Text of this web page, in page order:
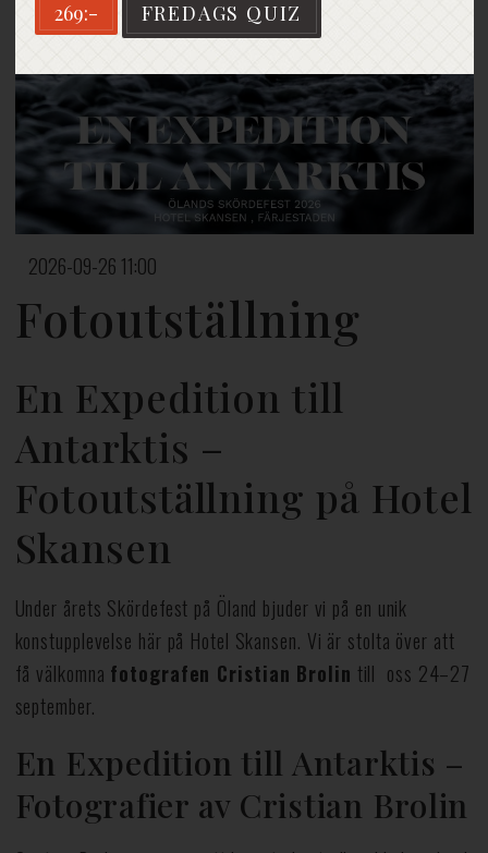
269:- FREDAGS QUIZ
2026-09-26 11:00
Fotoutställning
En Expedition till
Antarktis –
Fotoutställning på Hotel
Skansen
Under årets Skördefest på Öland bjuder vi på en unik
konstupplevelse här på Hotel Skansen. Vi är stolta över att
få välkomna fotografen Cristian Brolin till oss 24–27
september.
En Expedition till Antarktis –
Fotografier av Cristian Brolin